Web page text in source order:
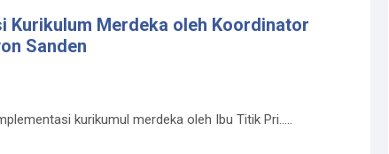
Kurikulum Merdeka oleh Koordinator
Sanden
kurikumul merdeka oleh Ibu Titik Pri.....